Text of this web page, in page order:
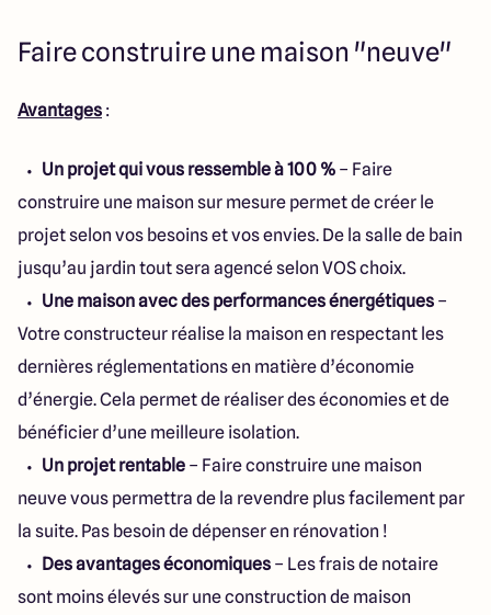
Faire construire une maison "neuve"
Avantages :
Un projet qui vous ressemble à 100 % – Faire
construire une maison sur mesure permet de créer le
projet selon vos besoins et vos envies. De la salle de bain
jusqu’au jardin tout sera agencé selon VOS choix.
Une maison avec des performances énergétiques –
Votre constructeur réalise la maison en respectant les
dernières réglementations en matière d’économie
d’énergie. Cela permet de réaliser des économies et de
bénéficier d’une meilleure isolation.
Un projet rentable – Faire construire une maison
neuve vous permettra de la revendre plus facilement par
la suite. Pas besoin de dépenser en rénovation !
Des avantages économiques – Les frais de notaire
sont moins élevés sur une construction de maison